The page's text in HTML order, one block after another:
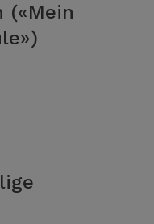
(«Mein